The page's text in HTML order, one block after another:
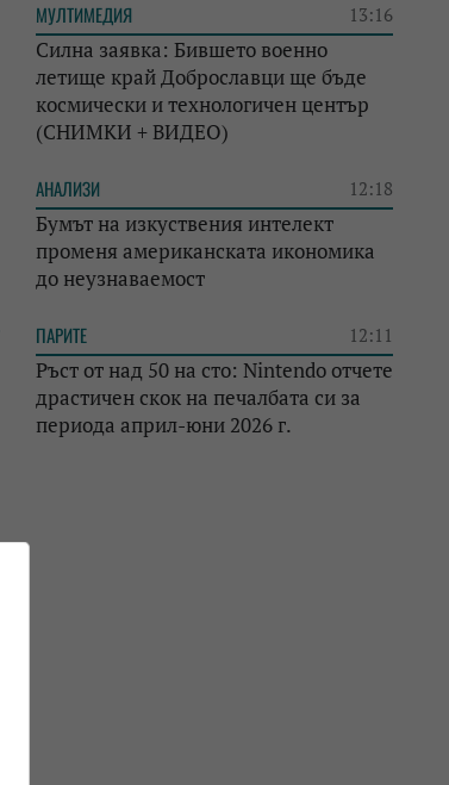
МУЛТИМЕДИЯ 13:16
Силна заявка: Бившето военно
летище край Доброславци ще бъде
космически и технологичен център
(СНИМКИ + ВИДЕО)
АНАЛИЗИ 12:18
Бумът на изкуствения интелект
променя американската икономика
до неузнаваемост
ПАРИТЕ 12:11
Ръст от над 50 на сто: Nintendo отчете
драстичен скок на печалбата си за
периода април-юни 2026 г.